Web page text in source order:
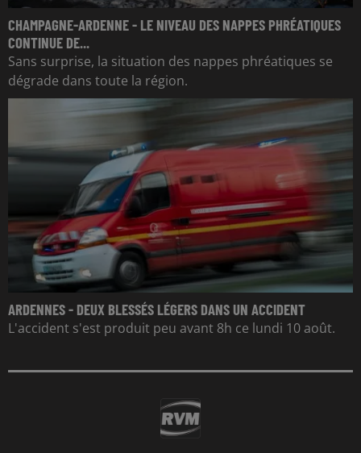
CHAMPAGNE-ARDENNE - LE NIVEAU DES NAPPES PHRÉATIQUES
CONTINUE DE...
Sans surprise, la situation des nappes phréatiques se
dégrade dans toute la région.
ARDENNES - DEUX BLESSÉS LÉGERS DANS UN ACCIDENT
L'accident s'est produit peu avant 8h ce lundi 10 août.